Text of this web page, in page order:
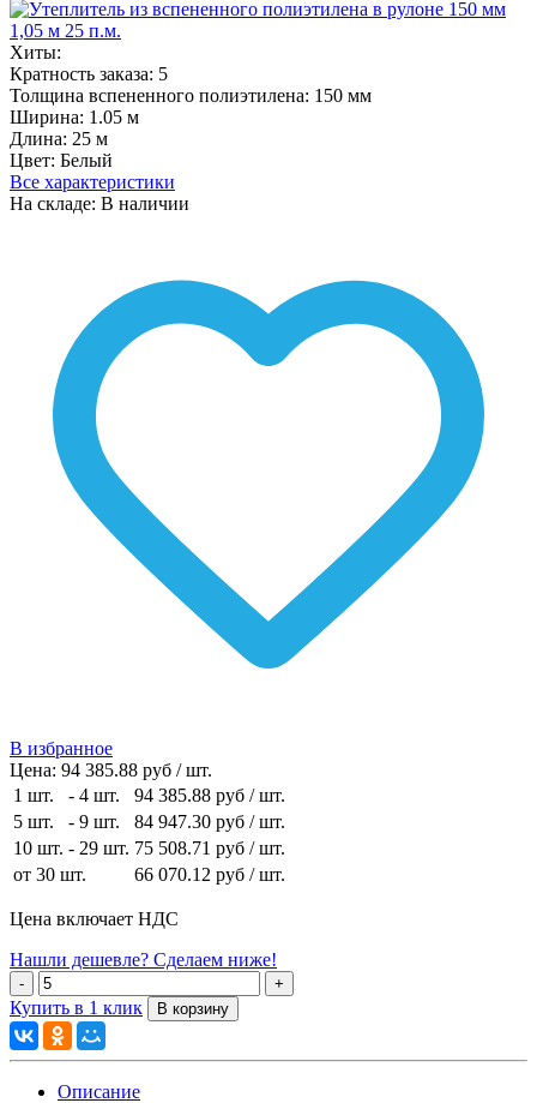
Хиты:
Кратность заказа: 5
Толщина вспененного полиэтилена: 150 мм
Ширина: 1.05 м
Длина: 25 м
Цвет: Белый
Все характеристики
На складе: В наличии
В избранное
Цена: 94 385.88 руб / шт.
1 шт.
- 4 шт. 94 385.88 руб / шт.
5 шт.
- 9 шт. 84 947.30 руб / шт.
10 шт. - 29 шт. 75 508.71 руб / шт.
от 30 шт.
66 070.12 руб / шт.
Цена включает НДС
Нашли дешевле? Сделаем ниже!
Купить в 1 клик
Описание